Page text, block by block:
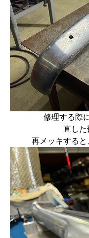
修理する際
直した
再メッキする